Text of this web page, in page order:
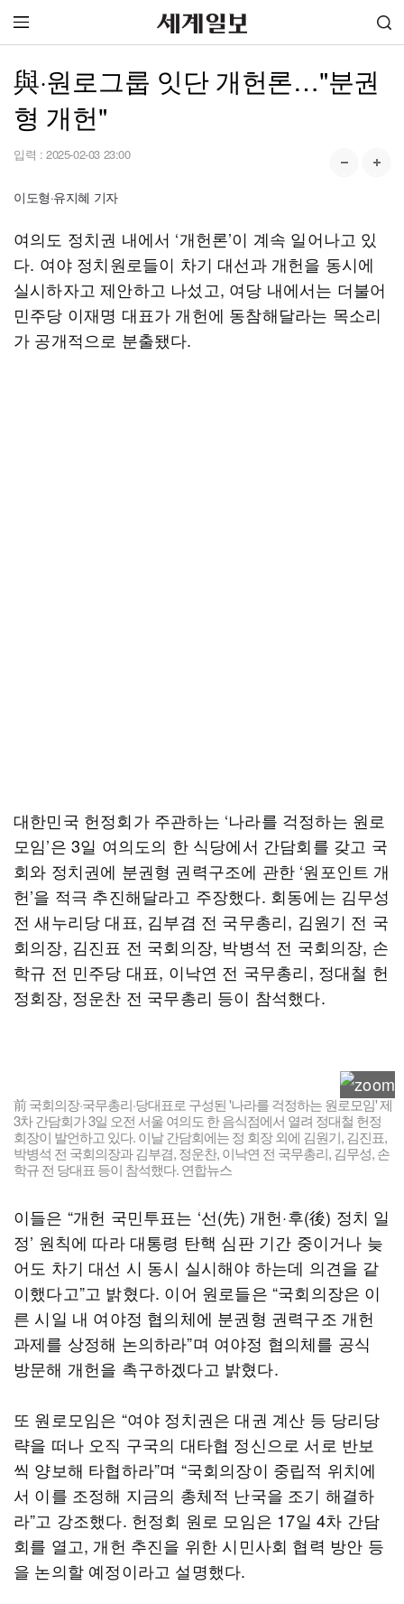
與·원로그룹 잇단 개헌론…"분권
형 개헌"
입력 : 2025-02-03 23:00
이도형·유지혜 기자
여의도 정치권 내에서 ‘개헌론’이 계속 일어나고 있
다. 여야 정치원로들이 차기 대선과 개헌을 동시에
실시하자고 제안하고 나섰고, 여당 내에서는 더불어
민주당 이재명 대표가 개헌에 동참해달라는 목소리
가 공개적으로 분출됐다.
대한민국 헌정회가 주관하는 ‘나라를 걱정하는 원로
모임’은 3일 여의도의 한 식당에서 간담회를 갖고 국
회와 정치권에 분권형 권력구조에 관한 ‘원포인트 개
헌’을 적극 추진해달라고 주장했다. 회동에는 김무성
전 새누리당 대표, 김부겸 전 국무총리, 김원기 전 국
회의장, 김진표 전 국회의장, 박병석 전 국회의장, 손
학규 전 민주당 대표, 이낙연 전 국무총리, 정대철 헌
정회장, 정운찬 전 국무총리 등이 참석했다.
前 국회의장·국무총리·당대표로 구성된 '나라를 걱정하는 원로모임' 제
3차 간담회가 3일 오전 서울 여의도 한 음식점에서 열려 정대철 헌정
회장이 발언하고 있다. 이날 간담회에는 정 회장 외에 김원기, 김진표,
박병석 전 국회의장과 김부겸, 정운찬, 이낙연 전 국무총리, 김무성, 손
학규 전 당대표 등이 참석했다. 연합뉴스
이들은 “개헌 국민투표는 ‘선(先) 개헌·후(後) 정치 일
정’ 원칙에 따라 대통령 탄핵 심판 기간 중이거나 늦
어도 차기 대선 시 동시 실시해야 하는데 의견을 같
이했다고”고 밝혔다. 이어 원로들은 “국회의장은 이
른 시일 내 여야정 협의체에 분권형 권력구조 개헌
과제를 상정해 논의하라”며 여야정 협의체를 공식
방문해 개헌을 촉구하겠다고 밝혔다.
또 원로모임은 “여야 정치권은 대권 계산 등 당리당
략을 떠나 오직 구국의 대타협 정신으로 서로 반보
씩 양보해 타협하라”며 “국회의장이 중립적 위치에
서 이를 조정해 지금의 총체적 난국을 조기 해결하
라”고 강조했다. 헌정회 원로 모임은 17일 4차 간담
회를 열고, 개헌 추진을 위한 시민사회 협력 방안 등
을 논의할 예정이라고 설명했다.